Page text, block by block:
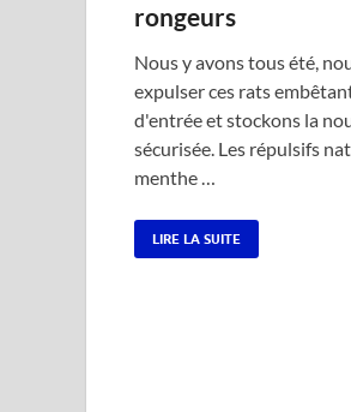
rongeurs
Nous y avons tous été,
expulser ces rats
d'entrée et stockons la
sécurisée. Les répulsifs
menthe …
LIRE LA SUITE